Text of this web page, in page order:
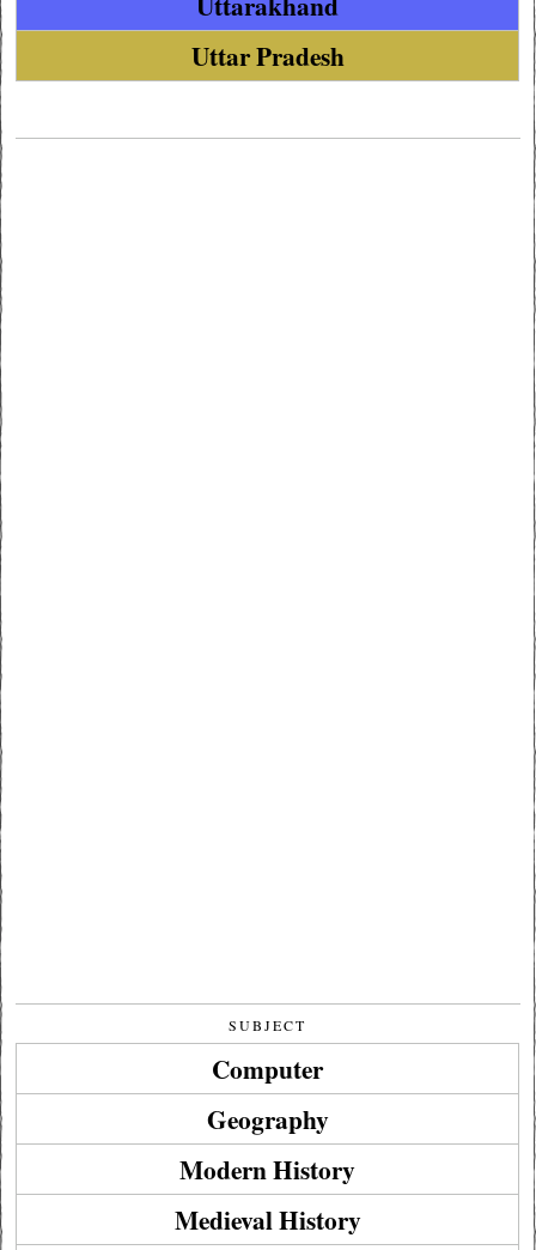
Uttar Pradesh
SUBJECT
Computer
Geography
Modern History
Medieval History